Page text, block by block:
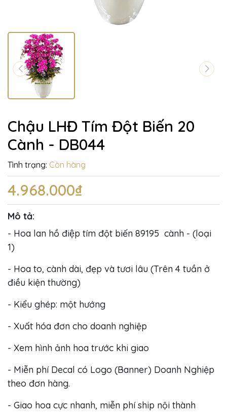
Chậu LHĐ Tím Đột Biến 20
Cành - DB044
Tình trạng: Còn hàng
4.968.000₫
Mô tả:
- Hoa lan hồ điệp tím đột biến 89195 cành - (loại
1)
- Hoa to, cành dài, đẹp và tươi lâu (Trên 4 tuần ở
điều kiện thường)
- Kiểu ghép: một hướng
- Xuất hóa đơn cho doanh nghiệp
- Xem hình ảnh hoa trước khi giao
- Miễn phí Decal có Logo (Banner) Doanh Nghiệp
theo đơn hàng.
- Giao hoa cực nhanh, miễn phí ship nội thành